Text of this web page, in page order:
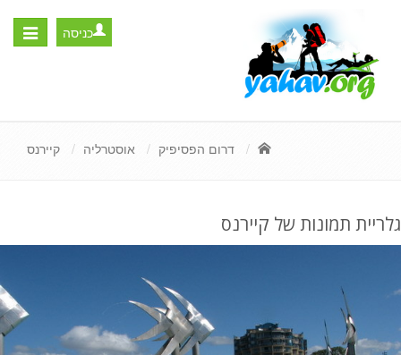
Toggle
כניסה
דרום הפסיפיק אוסטרליה קיירנס
גלריית תמונות של קיירנס